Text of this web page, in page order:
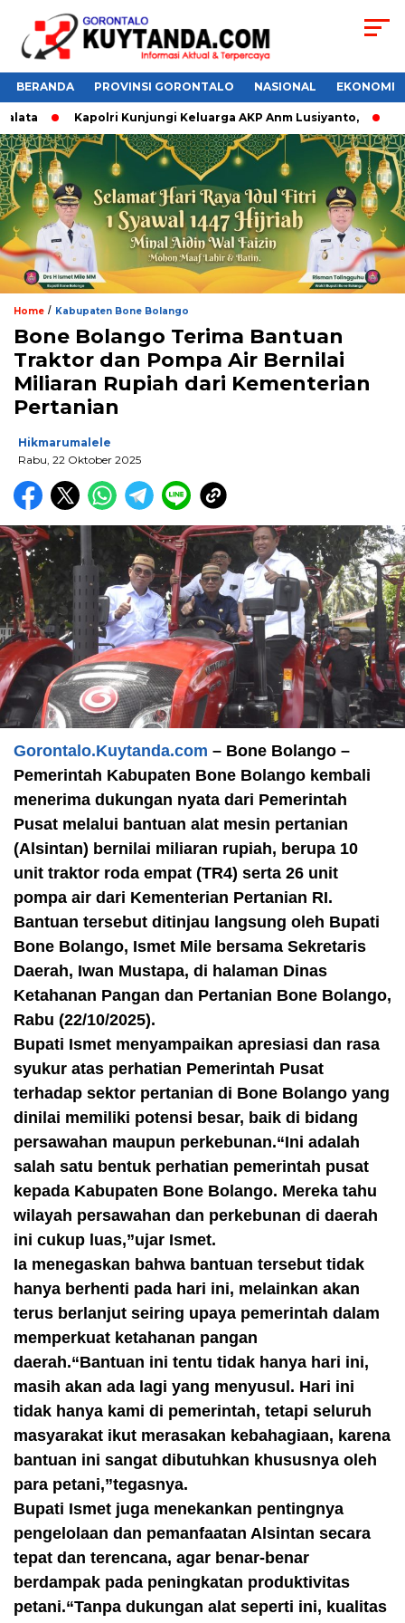
BERANDA PROVINSI GORONTALO NASIONAL EKONOMI
Kapolri Kunjungi Keluarga AKP Anm Lusiyanto,
Home / Kabupaten Bone Bolango
Bone Bolango Terima Bantuan
Traktor dan Pompa Air Bernilai
Miliaran Rupiah dari Kementerian
Pertanian
Hikmarumalele
Rabu, 22 Oktober 2025
Gorontalo.Kuytanda.com – Bone Bolango –
Pemerintah Kabupaten Bone Bolango kembali
menerima dukungan nyata dari Pemerintah
Pusat melalui bantuan alat mesin pertanian
(Alsintan) bernilai miliaran rupiah, berupa 10
unit traktor roda empat (TR4) serta 26 unit
pompa air dari Kementerian Pertanian RI.
Bantuan tersebut ditinjau langsung oleh Bupati
Bone Bolango, Ismet Mile bersama Sekretaris
Daerah, Iwan Mustapa, di halaman Dinas
Ketahanan Pangan dan Pertanian Bone Bolango,
Rabu (22/10/2025).
Bupati Ismet menyampaikan apresiasi dan rasa
syukur atas perhatian Pemerintah Pusat
terhadap sektor pertanian di Bone Bolango yang
dinilai memiliki potensi besar, baik di bidang
persawahan maupun perkebunan.“Ini adalah
salah satu bentuk perhatian pemerintah pusat
kepada Kabupaten Bone Bolango. Mereka tahu
wilayah persawahan dan perkebunan di daerah
ini cukup luas,”ujar Ismet.
Ia menegaskan bahwa bantuan tersebut tidak
hanya berhenti pada hari ini, melainkan akan
terus berlanjut seiring upaya pemerintah dalam
memperkuat ketahanan pangan
daerah.“Bantuan ini tentu tidak hanya hari ini,
masih akan ada lagi yang menyusul. Hari ini
tidak hanya kami di pemerintah, tetapi seluruh
masyarakat ikut merasakan kebahagiaan, karena
bantuan ini sangat dibutuhkan khususnya oleh
para petani,”tegasnya.
Bupati Ismet juga menekankan pentingnya
pengelolaan dan pemanfaatan Alsintan secara
tepat dan terencana, agar benar-benar
berdampak pada peningkatan produktivitas
petani.“Tanpa dukungan alat seperti ini, kualitas